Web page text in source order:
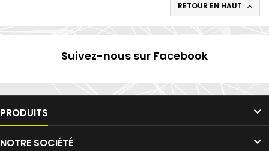
RETOUR EN HAUT 
Suivez-nous sur Facebook
PRODUITS 
NOTRE SOCIÉTÉ 